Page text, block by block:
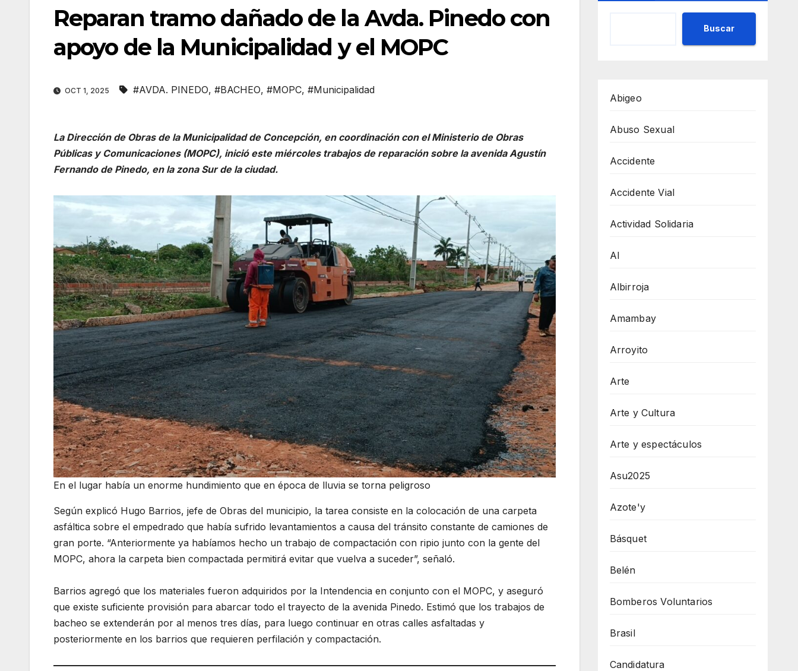
Reparan tramo dañado de la Avda. Pinedo con
apoyo de la Municipalidad y el MOPC
OCT 1, 2025 #AVDA. PINEDO, #BACHEO, #MOPC, #Municipalidad
La Dirección de Obras de la Municipalidad de Concepción, en coordinación con el Ministerio de Obras
Públicas y Comunicaciones (MOPC), inició este miércoles trabajos de reparación sobre la avenida Agustín
Fernando de Pinedo, en la zona Sur de la ciudad.
En el lugar había un enorme hundimiento que en época de lluvia se torna peligroso
Según explicó Hugo Barrios, jefe de Obras del municipio, la tarea consiste en la colocación de una carpeta
asfáltica sobre el empedrado que había sufrido levantamientos a causa del tránsito constante de camiones de
gran porte. “Anteriormente ya habíamos hecho un trabajo de compactación con ripio junto con la gente del
MOPC, ahora la carpeta bien compactada permitirá evitar que vuelva a suceder”, señaló.
Barrios agregó que los materiales fueron adquiridos por la Intendencia en conjunto con el MOPC, y aseguró
que existe suficiente provisión para abarcar todo el trayecto de la avenida Pinedo. Estimó que los trabajos de
bacheo se extenderán por al menos tres días, para luego continuar en otras calles asfaltadas y
posteriormente en los barrios que requieren perfilación y compactación.
Buscar
Abigeo
Abuso Sexual
Accidente
Accidente Vial
Actividad Solidaria
AI
Albirroja
Amambay
Arroyito
Arte
Arte y Cultura
Arte y espectáculos
Asu2025
Azote'y
Básquet
Belén
Bomberos Voluntarios
Brasil
Candidatura